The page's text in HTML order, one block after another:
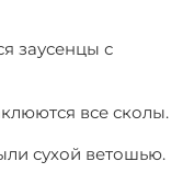
заусенцы с
все сколы.
сухой ветошью.